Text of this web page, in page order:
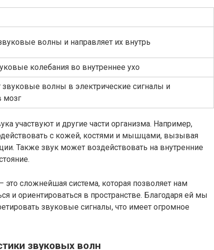
волны и направляет их внутрь
колебания во внутреннее ухо
звуковые волны в электрические сигналы и
мозг
участвуют и другие части организма. Например,
с кожей, костями и мышцами, вызывая
Также звук может воздействовать на внутренние
сложнейшая система, которая позволяет нам
и ориентироваться в пространстве. Благодаря ей мы
звуковые сигналы, что имеет огромное
звуковых волн